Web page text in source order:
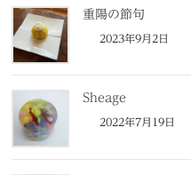
重陽の節句
2023年9月2日
Sheage
2022年7月19日